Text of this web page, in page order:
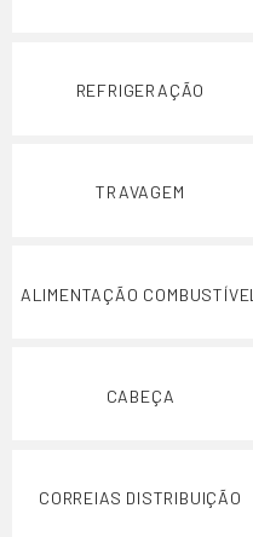
REFRIGERAÇÃO
TRAVAGEM
ALIMENTAÇÃO COMBUSTÍVEL
CABEÇA
CORREIAS DISTRIBUIÇÃO